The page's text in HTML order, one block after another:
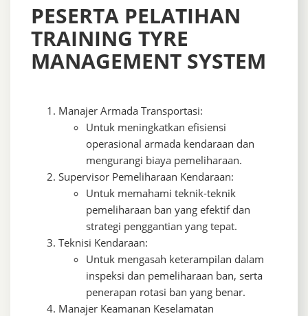
PESERTA PELATIHAN
TRAINING TYRE
MANAGEMENT SYSTEM
Manajer Armada Transportasi:
Untuk meningkatkan efisiensi
operasional armada kendaraan dan
mengurangi biaya pemeliharaan.
Supervisor Pemeliharaan Kendaraan:
Untuk memahami teknik-teknik
pemeliharaan ban yang efektif dan
strategi penggantian yang tepat.
Teknisi Kendaraan:
Untuk mengasah keterampilan dalam
inspeksi dan pemeliharaan ban, serta
penerapan rotasi ban yang benar.
Manajer Keamanan Keselamatan